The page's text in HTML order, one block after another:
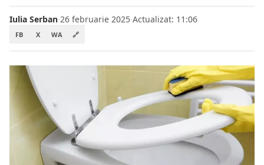
Iulia Serban·26 februarie 2025·Actualizat: 11:06
FB X WA 🔗